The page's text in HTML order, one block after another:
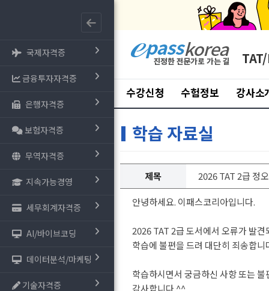
국제자격증
금융투자자격증
은행자격증
보험자격증
무역자격증
지속가능경영
세무회계자격증
AI/바이브코딩
데이터분석/마케팅
기술자격증
수강신청 수험정보 강사소
학습 자료실
제목 2026 TAT 2급 정
안녕하세요. 이패스코리아입니다.
2026 TAT 2급 도서에서 오류가 발
학습에 불편을 드려 대단히 죄송합니
학습하시면서 궁금하신 사항 또는
감사합니다.^^